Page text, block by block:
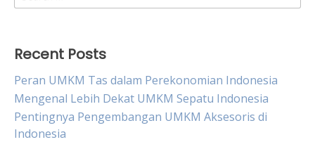
for:
Recent Posts
Peran UMKM Tas dalam Perekonomian Indonesia
Mengenal Lebih Dekat UMKM Sepatu Indonesia
Pentingnya Pengembangan UMKM Aksesoris di
Indonesia